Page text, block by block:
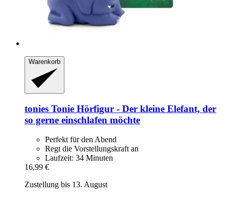
Warenkorb
tonies Tonie Hörfigur -​ Der kleine Elefant, der
so gerne einschlafen möchte
Perfekt für den Abend
Regt die Vorstellungskraft an
Laufzeit: 34 Minuten
16,99 €
Zustellung bis 13. August